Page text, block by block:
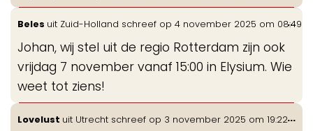
Beles uit Zuid-Holland schreef op 4 november 2025 om 08:49
Johan, wij stel uit de regio Rotterdam zijn ook
vrijdag 7 november vanaf 15:00 in Elysium. Wie
weet tot ziens!
...
Lovelust uit Utrecht schreef op 3 november 2025 om 19:22...